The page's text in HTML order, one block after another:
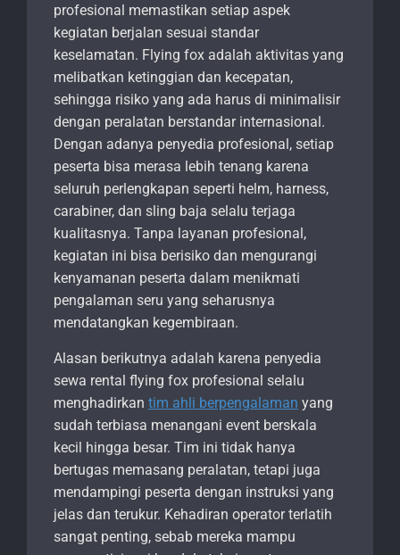
profesional memastikan setiap aspek
kegiatan berjalan sesuai standar
keselamatan. Flying fox adalah aktivitas yang
melibatkan ketinggian dan kecepatan,
sehingga risiko yang ada harus di minimalisir
dengan peralatan berstandar internasional.
Dengan adanya penyedia profesional, setiap
peserta bisa merasa lebih tenang karena
seluruh perlengkapan seperti helm, harness,
carabiner, dan sling baja selalu terjaga
kualitasnya. Tanpa layanan profesional,
kegiatan ini bisa berisiko dan mengurangi
kenyamanan peserta dalam menikmati
pengalaman seru yang seharusnya
mendatangkan kegembiraan.
Alasan berikutnya adalah karena penyedia
sewa rental flying fox profesional selalu
menghadirkan tim ahli berpengalaman yang
sudah terbiasa menangani event berskala
kecil hingga besar. Tim ini tidak hanya
bertugas memasang peralatan, tetapi juga
mendampingi peserta dengan instruksi yang
jelas dan terukur. Kehadiran operator terlatih
sangat penting, sebab mereka mampu